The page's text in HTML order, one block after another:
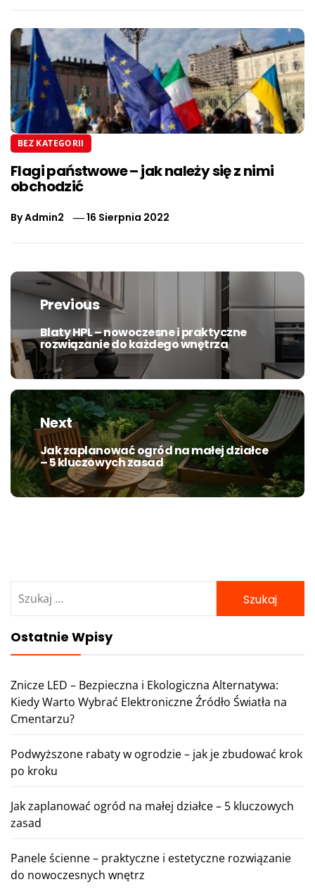
BEZ KATEGORII
Flagi państwowe – jak należy się z nimi
obchodzić
ByAdmin2 16 Sierpnia 2022
Nawigacja
wpisu
Previous
Previous
post:
Blaty HPL – nowoczesne i praktyczne
rozwiązanie do każdego wnętrza
Next
Next
post:
Jak zaplanować ogród na małej działce
– 5 kluczowych zasad
Ostatnie Wpisy
Znicze LED – Bezpieczna i Ekologiczna Alternatywa:
Kiedy Warto Wybrać Elektroniczne Źródło Światła na
Cmentarzu?
Podwyższone rabaty w ogrodzie – jak je zbudować krok
po kroku
Jak zaplanować ogród na małej działce – 5 kluczowych
zasad
Panele ścienne – praktyczne i estetyczne rozwiązanie
do nowoczesnych wnętrz